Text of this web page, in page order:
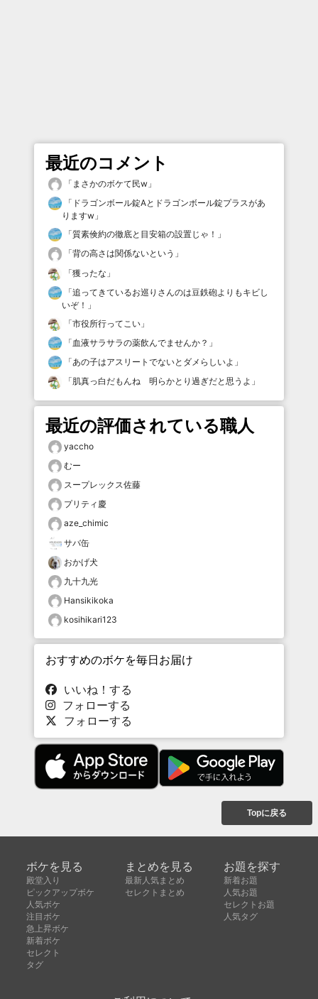
最近のコメント
「 まさかのボケて民w 」
「 ドラゴンボール錠Aとドラゴンボール錠プラスがあ
りますw 」
「質素倹約の徹底と目安箱の設置じゃ！ 」
「背の高さは関係ないという 」
「獲ったな 」
「追ってきているお巡りさんのは豆鉄砲よりもキビし
いぞ！ 」
「市役所行ってこい 」
「血液サラサラの薬飲んでませんか？ 」
「あの子はアスリートでないとダメらしいよ 」
「肌真っ白だもんね 明らかとり過ぎだと思うよ 」
最近の評価されている職人
yaccho
むー
スープレックス佐藤
プリティ慶
aze_chimic
サバ缶
おかげ犬
九十九光
Hansikikoka
kosihikari123
おすすめのボケを毎日お届け
いいね！する
フォローする
フォローする
Topに戻る
ボケを見る
殿堂入り
ピックアップボケ
人気ボケ
注目ボケ
急上昇ボケ
新着ボケ
セレクト
タグ
まとめを見る
最新人気まとめ
セレクトまとめ
お題を探す
新着お題
人気お題
セレクトお題
人気タグ